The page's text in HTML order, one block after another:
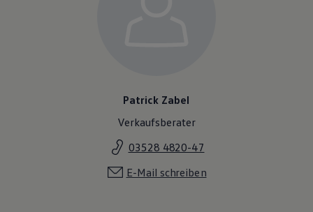
Patrick Zabel
Verkaufsberater
03528 4820-47
E-Mail schreiben